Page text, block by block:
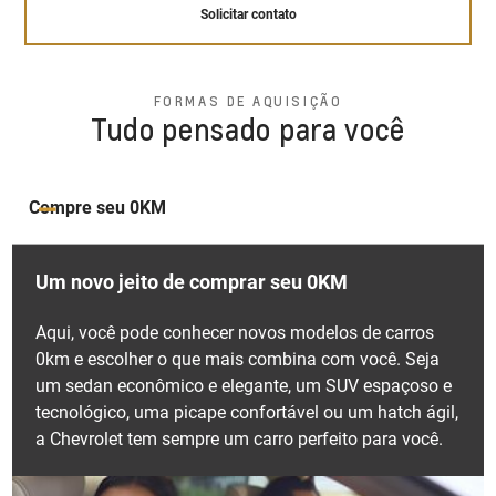
para enfrentar qualquer tipo
de terreno
Bancos ajustáveis e com
densidade variável
Isolamento acústico
reforçado
Ao identificar desvios, além de alertar o motorista,
Alerta de tráfego cruzado
traseiro
tecnologia alerta o motorista sempre que detectar
Solicitar contato
exclusividade, um interior com novos tapetes de visual
marcantes, e uma traseira repleta de inovações.
Solicitar contato
Solicitar contato
FORMAS DE AQUISIÇÃO
Tudo pensado para você
Compre seu 0KM
Um novo jeito de comprar seu 0KM
Aqui, você pode conhecer novos modelos de carros
0km e escolher o que mais combina com você. Seja
um sedan econômico e elegante, um SUV espaçoso e
tecnológico, uma picape confortável ou um hatch ágil,
a Chevrolet tem sempre um carro perfeito para você.